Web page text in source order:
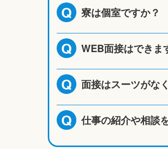
Q 寮は個室ですか？
Q WEB面接はできま
Q 面接はスーツがな
Q 仕事の紹介や相談